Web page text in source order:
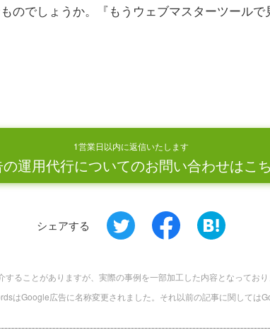
のでしょうか。『もうウェブマスターツールで
1営業日以内に返信いたします
の運用代行についてのお問い合わせはこ
シェアする
ることがありますが、実際の事例を一部加工した内容となっており
はGoogle広告に名称変更されました。それ以前の記事に関しては